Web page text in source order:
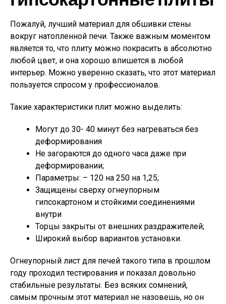
Пожалуй, лучший материал для обшивки стены
вокруг натопленной печи. Также важным моментом
является то, что плиту можно покрасить в абсолютно
любой цвет, и она хорошо впишется в любой
интерьер. Можно уверенно сказать, что этот материал
пользуется спросом у профессионалов.
Такие характеристики плит можно выделить:
Могут до 30- 40 минут без нагреваться без
деформирования
Не загораются до одного часа даже при
деформировании;
Параметры: – 120 на 250 на 1,25;
Защищены сверху огнеупорным
гипсокартоном и стойкими соединениями
внутри
Торцы закрыты от внешних раздражителей;
Широкий выбор вариантов установки.
Огнеупорный лист для печей такого типа в прошлом
году проходил тестирования и показал довольно
стабильные результаты. Без всяких сомнений,
самым прочным этот материал не назовешь, но он